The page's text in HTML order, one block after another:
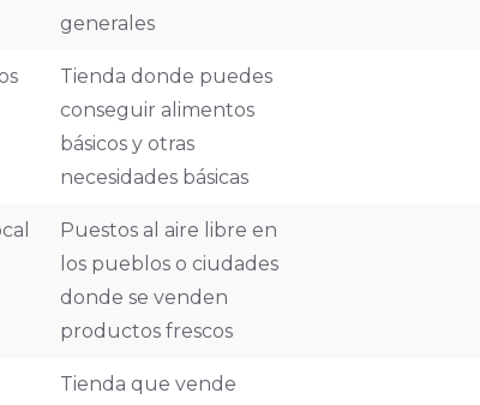
generales
Tienda donde puedes
conseguir alimentos
básicos y otras
necesidades básicas
Puestos al aire libre en
los pueblos o ciudades
donde se venden
productos frescos
Tienda que vende